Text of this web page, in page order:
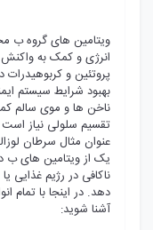
ویتامین های گروه ب
انرژی و کمک به واکنش
پروتئین و
بهبود شرایط سیستم
ناخن ها و موی سالم
تقسیم سلولی نیاز
عنوان مثال سرطان
یک از ویتامین های ب
ناکافی در رژیم غذایی
دهد. در اینجا با تمام
آشنا شوید: